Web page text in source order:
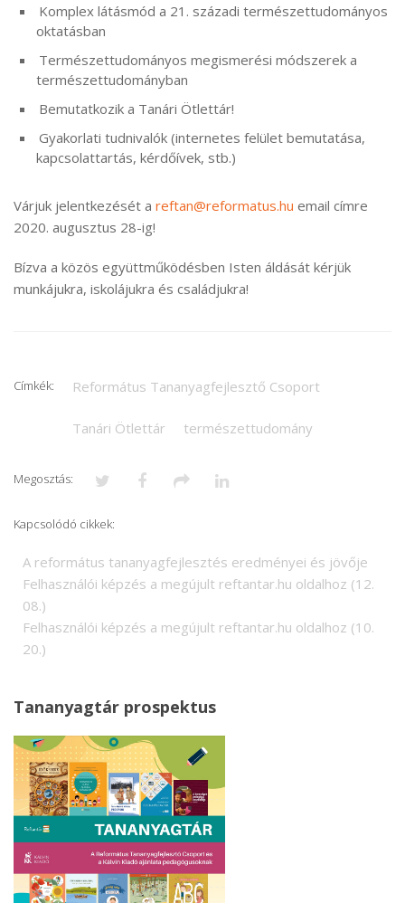
Komplex látásmód a 21. századi természettudományos
oktatásban
Természettudományos megismerési módszerek a
természettudományban
Bemutatkozik a Tanári Ötlettár!
Gyakorlati tudnivalók (internetes felület bemutatása,
kapcsolattartás, kérdőívek, stb.)
Várjuk jelentkezését a reftan@reformatus.hu email címre
2020. augusztus 28-ig!
Bízva a közös együttműködésben Isten áldását kérjük
munkájukra, iskolájukra és családjukra!
Címkék: Református Tananyagfejlesztő Csoport
Tanári Ötlettár természettudomány
Megosztás:
Kapcsolódó cikkek:
A református tananyagfejlesztés eredményei és jövője
Felhasználói képzés a megújult reftantar.hu oldalhoz (12.
08.)
Felhasználói képzés a megújult reftantar.hu oldalhoz (10.
20.)
Tananyagtár prospektus